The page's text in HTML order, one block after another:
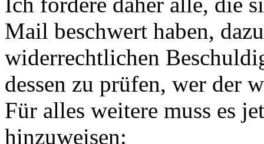
Mail beschwert haben,
widerrechtlichen
dessen zu prüfen, wer der
Für alles weitere muss es
hinzuweisen: